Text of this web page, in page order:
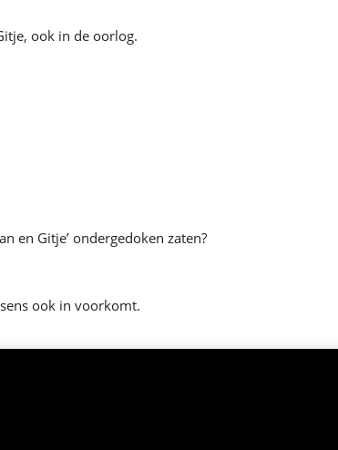
ook in de oorlog.
en Gitje’ ondergedoken zaten?
ook in voorkomt.